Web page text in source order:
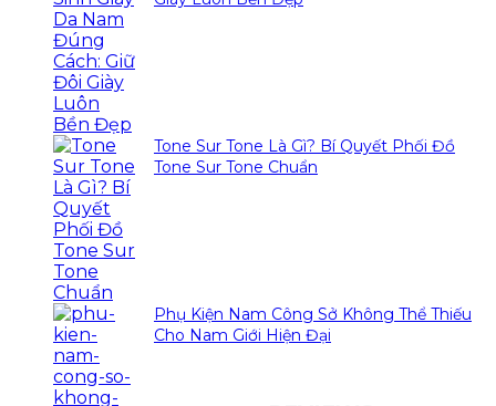
Tone Sur Tone Là Gì? Bí Quyết Phối Đồ
Tone Sur Tone Chuẩn
Phụ Kiện Nam Công Sở Không Thể Thiếu
Cho Nam Giới Hiện Đại